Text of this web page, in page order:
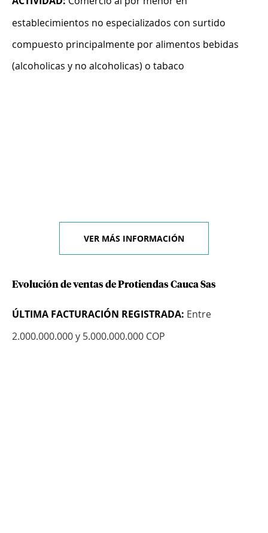
establecimientos no especializados con surtido
compuesto principalmente por alimentos bebidas
(alcoholicas y no alcoholicas) o tabaco
VER MÁS INFORMACIÓN
Evolución de ventas de Protiendas Cauca Sas
ÚLTIMA FACTURACIÓN REGISTRADA: Entre
2.000.000.000 y 5.000.000.000 COP